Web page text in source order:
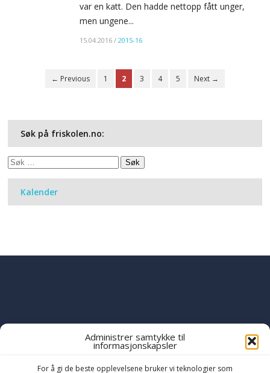
Administrer samtykke til
informasjonskapsler
For å gi de beste opplevelsene bruker vi teknologier som
var en katt. Den hadde nettopp fått unger,
men ungene...
15.04.2016 /2015-16
← Previous 1 2 3 4 5 Next →
Søk på friskolen.no:
Søk
Kalender